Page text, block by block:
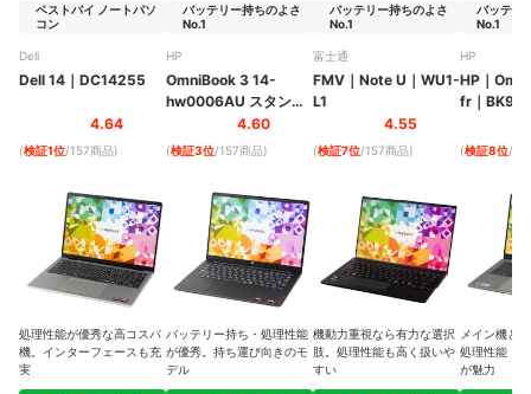
ベストバイ ノートパソ
コン
Dell
Dell 14 ｜ DC14255
4.64
(検証1位/157商品)
処理性能が優秀な高コスパ
機。インターフェースも充
実
バッテリー持ちのよさ
No.1
HP
OmniBook 3 14-
hw0006AU スタンダ
｜ 14-
hw0006AU
4.60
(検証3位/157商品)
バッテリー持ち・処理性能
が優秀。持ち運び向きのモ
デル
バッテリー持ちのよさ
No.1
富士通
FMV ｜ Note U ｜ WU1-
L1
4.55
(検証7位/157商品)
機動力重視なら有力な選択
肢。処理性能も高く扱いや
すい
バッテリ
No.1
HP
HP ｜
fr ｜
(検証8位/
メイン機と
処理性能・
が魅力